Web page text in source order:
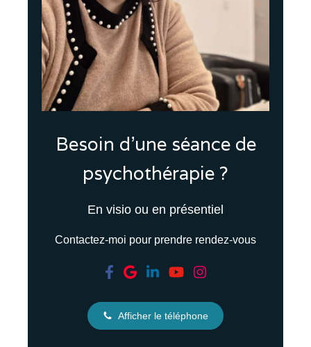
Besoin d'une séance de
psychothérapie ?
En visio ou en présentiel
Contactez-moi pour prendre rendez-vous
Afficher le téléphone